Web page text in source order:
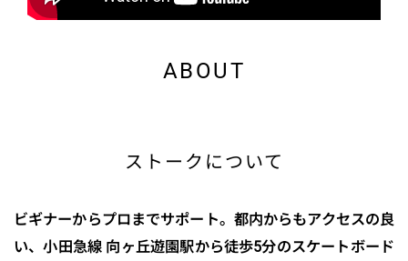
ABOUT
ストークについて
ビギナーからプロまでサポート。都内からもアクセスの良
い、小田急線 向ヶ丘遊園駅から徒歩5分のスケートボード